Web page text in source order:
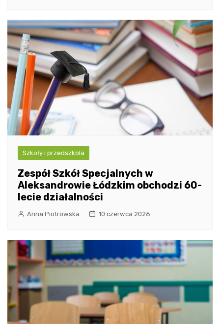
Szkoły i przedszkola
Zespół Szkół Specjalnych w
Aleksandrowie Łódzkim obchodzi 60-
lecie działalności
Anna Piotrowska 10 czerwca 2026